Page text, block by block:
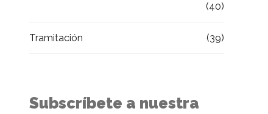
(40)
Tramitación (39)
Subscríbete a nuestra